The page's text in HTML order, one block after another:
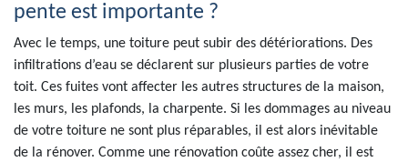
pente est importante ?
Avec le temps, une toiture peut subir des détériorations. Des
infiltrations d’eau se déclarent sur plusieurs parties de votre
toit. Ces fuites vont affecter les autres structures de la maison,
les murs, les plafonds, la charpente. Si les dommages au niveau
de votre toiture ne sont plus réparables, il est alors inévitable
de la rénover. Comme une rénovation coûte assez cher, il est